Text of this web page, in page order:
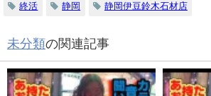
終活 静岡 静岡伊豆鈴木石材店
未分類の関連記事